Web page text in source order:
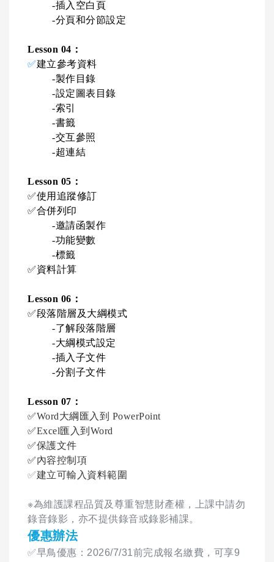
-插入空白頁
-分頁和分節設定
Lesson 04 ：
✅建立參考資料
-製作目錄
-設定圖表目錄
-索引
-書籤
-交互參照
-超連結
Lesson 05 ：
✅使用追蹤修訂
✅合併列印
-邀請函製作
-功能變數
-標籤
✅資料計算
Lesson 06 ：
✅段落階層及大綱模式
-了解段落階層
-大綱模式設定
-插入子文件
-分割子文件
Lesson 07 ：
✅Word大綱匯入到 PowerPoint
✅Excel匯入到 Word
✅保護文件
✅內容控制項
✅建立可輸入資料範圍
※為維護課程品質及尊重智慧財產權，上課中請勿
錄音錄影，亦不提供錄音或錄影補課。
優惠辦法
✅早鳥優惠：2026/7/31前完成報名繳費，可享9